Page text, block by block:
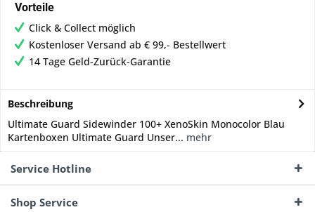
Vorteile
Click & Collect möglich
Kostenloser Versand ab € 99,- Bestellwert
14 Tage Geld-Zurück-Garantie
Beschreibung
Ultimate Guard Sidewinder 100+ XenoSkin Monocolor Blau
Kartenboxen Ultimate Guard Unser... mehr
Service Hotline
Shop Service